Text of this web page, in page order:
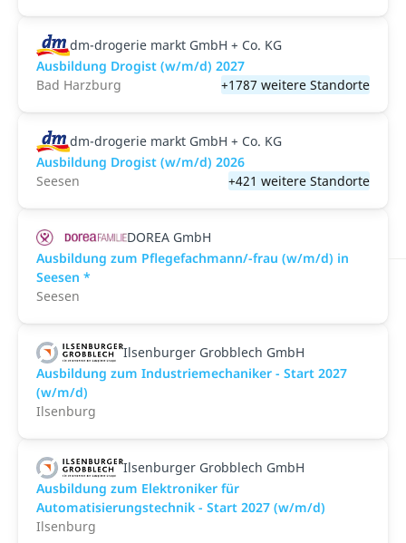
dm-drogerie markt GmbH + Co. KG
Ausbildung Drogist (w/m/d) 2027
Bad Harzburg
+1787 weitere Standorte
dm-drogerie markt GmbH + Co. KG
Ausbildung Drogist (w/m/d) 2026
Seesen
+421 weitere Standorte
DOREA GmbH
Ausbildung zum Pflegefachmann/-frau (w/m/d) in
Seesen *
Seesen
Ilsenburger Grobblech GmbH
Ausbildung zum Industriemechaniker - Start 2027
(w/m/d)
Ilsenburg
Ilsenburger Grobblech GmbH
Ausbildung zum Elektroniker für
Automatisierungstechnik - Start 2027 (w/m/d)
Ilsenburg